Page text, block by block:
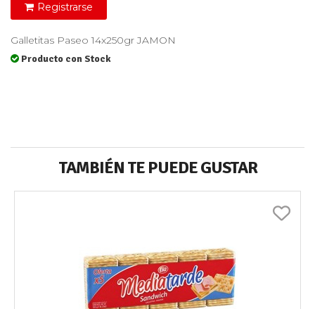
Registrarse
Galletitas Paseo 14x250gr JAMON
Producto con Stock
TAMBIÉN TE PUEDE GUSTAR